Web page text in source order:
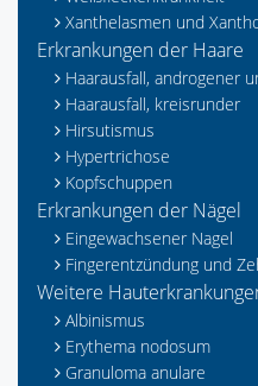
Xanthelasmen und
Erkrankungen der Haare
Haarausfall, androgener
Haarausfall, kreisrunder
Hirsutismus
Hypertrichose
Kopfschuppen
Erkrankungen der Nägel
Eingewachsener Nagel
Fingerentzündung und
Weitere
Albinismus
Erythema nodosum
Granuloma anulare